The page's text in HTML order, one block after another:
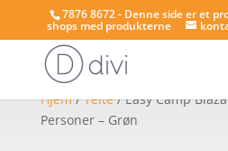
7876 8672 - Denne side er et
shops med produkterne
Hjem/Telte/ Easy Camp
Personer – Grøn